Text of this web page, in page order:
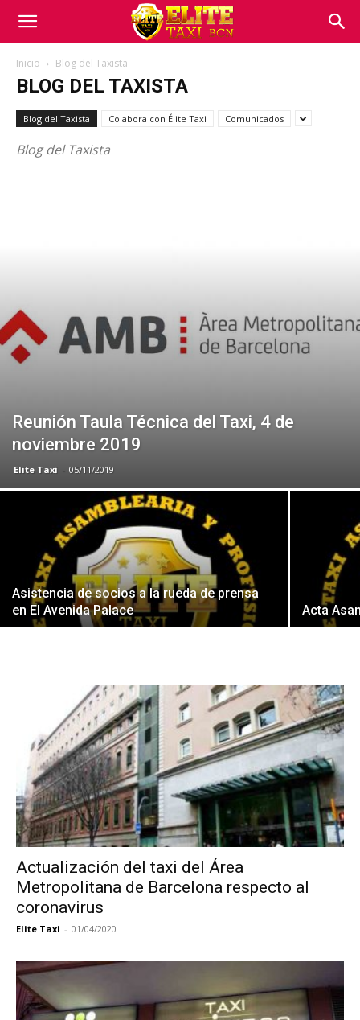
Inicio Blog del Taxista
BLOG DEL TAXISTA
Blog del Taxista Colabora con Élite Taxi Comunicados
Blog del Taxista
Reunión Taula Técnica del Taxi, 4 de
noviembre 2019
Elite Taxi - 05/11/2019
Asistencia de socios a la rueda de prensa
en El Avenida Palace
Acta
Actualización del taxi del Área
Metropolitana de Barcelona respecto al
coronavirus
Elite Taxi - 01/04/2020